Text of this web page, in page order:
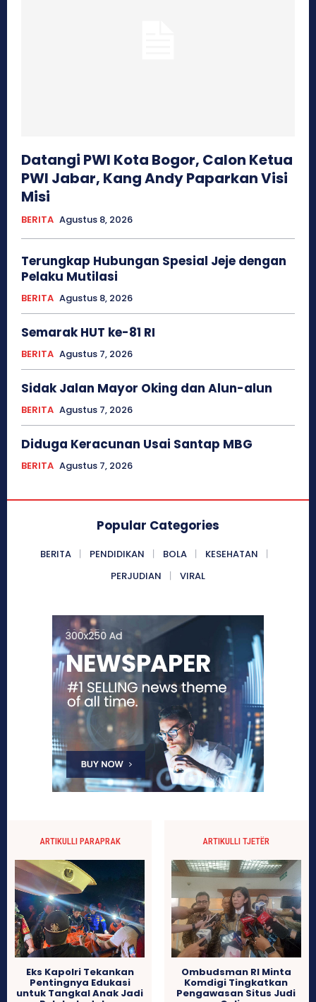
Datangi PWI Kota Bogor, Calon Ketua
PWI Jabar, Kang Andy Paparkan Visi
Misi
BERITA Agustus 8, 2026
Terungkap Hubungan Spesial Jeje dengan
Pelaku Mutilasi
BERITA Agustus 8, 2026
Semarak HUT ke-81 RI
BERITA Agustus 7, 2026
Sidak Jalan Mayor Oking dan Alun-alun
BERITA Agustus 7, 2026
Diduga Keracunan Usai Santap MBG
BERITA Agustus 7, 2026
Popular Categories
BERITA PENDIDIKAN BOLA
KESEHATAN
PERJUDIAN
VIRAL
ARTIKULLI PARAPRAK
Eks Kapolri Tekankan
Pentingnya Edukasi
untuk Tangkal Anak Jadi
ARTIKULLI TJETËR
Ombudsman RI Minta
Komdigi Tingkatkan
Pengawasan Situs Judi